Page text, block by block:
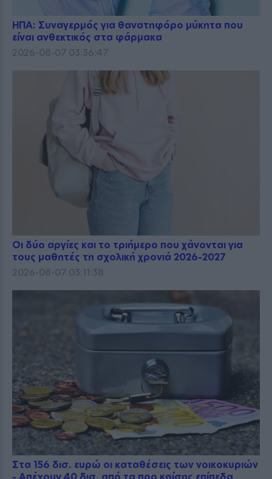
ΗΠΑ: Συναγερμός για θανατηφόρο μύκητα που
είναι ανθεκτικός στα φάρμακα
2026-08-07 03:36:47
Οι δύο αργίες και το τριήμερο που χάνονται για
τους μαθητές τη σχολική χρονιά 2026-2027
2026-08-07 03:11:38
Στα 156 δισ. ευρώ οι καταθέσεις των νοικοκυριών